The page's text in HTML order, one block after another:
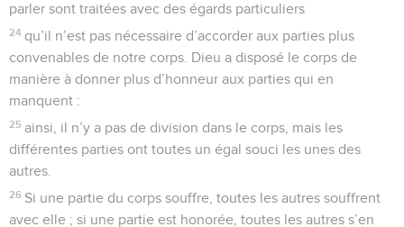
parler sont traitées avec des égards particuliers
24 qu’il n’est pas nécessaire d’accorder aux parties plus
convenables de notre corps. Dieu a disposé le corps de
manière à donner plus d’honneur aux parties qui en
manquent :
25 ainsi, il n’y a pas de division dans le corps, mais les
différentes parties ont toutes un égal souci les unes des
autres.
26 Si une partie du corps souffre, toutes les autres souffrent
avec elle ; si une partie est honorée, toutes les autres s’en